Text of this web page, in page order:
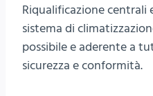
Riqualificazione centrali
sistema di
possibile e aderente a
sicurezza e conformità.